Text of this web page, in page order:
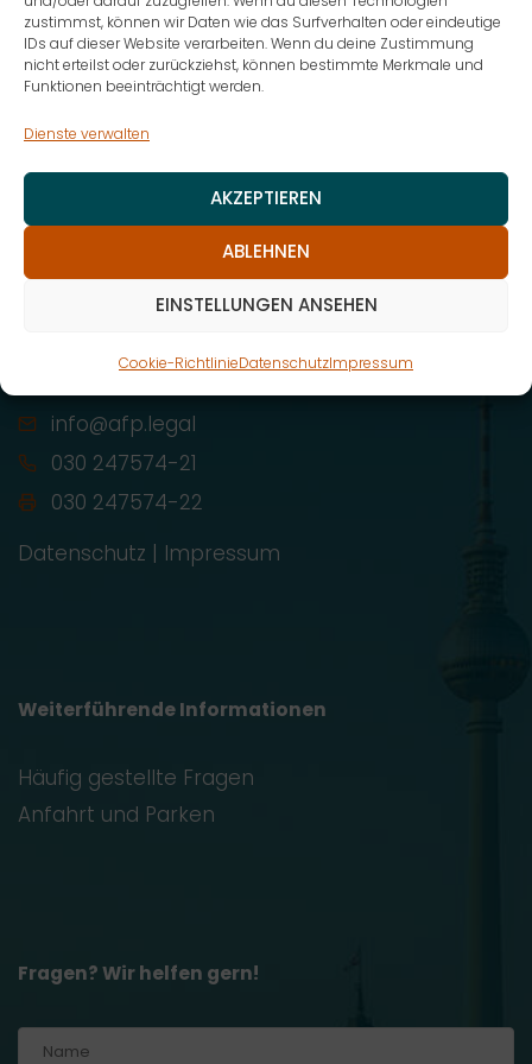
zustimmst, können wir Daten wie das Surfverhalten oder eindeutige
IDs auf dieser Website verarbeiten. Wenn du deine Zustimmung
nicht erteilst oder zurückziehst, können bestimmte Merkmale und
Funktionen beeinträchtigt werden.
Dienste verwalten
AKZEPTIEREN
ABLEHNEN
EINSTELLUNGEN ANSEHEN
Cookie-RichtlinieDatenschutzImpressum
AfP | Aktuelles Recht für die Praxis GmbH
info@afp.legal
030 247574-21
030 247574-22
Datenschutz | Impressum
Weiterführende Informationen
Häufig gestellte Fragen
Anfahrt und Parken
Fragen? Wir helfen gern!